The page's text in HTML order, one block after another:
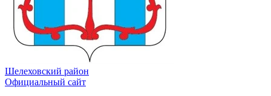
Шелеховский район
Официальный сайт